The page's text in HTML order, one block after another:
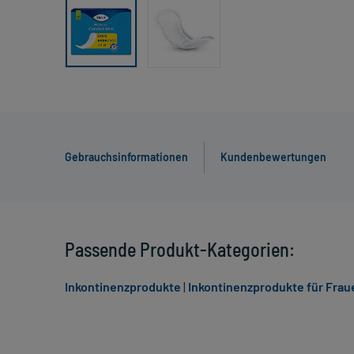
Gebrauchsinformationen Kundenbewertungen
Passende Produkt-Kategorien:
Inkontinenzprodukte | Inkontinenzprodukte für